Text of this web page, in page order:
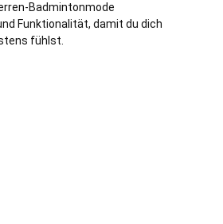
Badmintonmode
Funktionalität, damit du dich
fühlst.